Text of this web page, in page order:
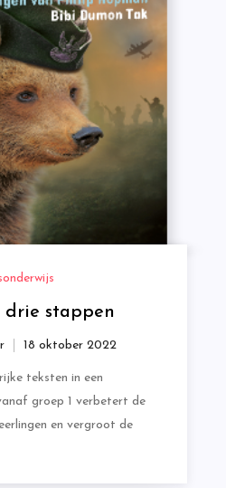
drie stappen
teksten in een
groep 1 verbetert de
en vergroot de